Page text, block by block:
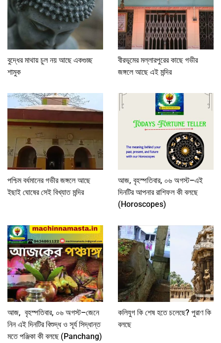
বুদ্ধের মাথায় চুল নয় আছে একগুচ্ছ
শামুক
বীরভূমের মল্লারপুরের কাছে গভীর
জঙ্গলে আছে এই মন্দির
পশ্চিম বর্ধমানের গভীর জঙ্গলে আছে
ইছাই ঘোষের সেই বিখ্যাত মন্দির
আজ, বৃহস্পতিবার, ০৬ অগস্ট–এই
দিনটির আপনার রাশিফল কী বলছে
(Horoscopes)
আজ, বৃহস্পতিবার, ০৬ অগস্ট–জেনে
নিন এই দিনটির বিশুদ্ধ ও সূর্য সিদ্ধান্ত
মতে পঞ্জিকা কী বলছে (Panchang)
কলিযুগ কি শেষ হতে চলেছে? পুরাণ কি
বলছে